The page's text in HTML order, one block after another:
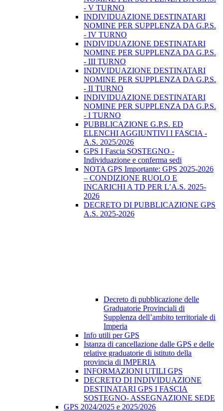
- V TURNO
INDIVIDUAZIONE DESTINATARI
NOMINE PER SUPPLENZA DA G.P.S.
- IV TURNO
INDIVIDUAZIONE DESTINATARI
NOMINE PER SUPPLENZA DA G.P.S.
- III TURNO
INDIVIDUAZIONE DESTINATARI
NOMINE PER SUPPLENZA DA G.P.S.
- II TURNO
INDIVIDUAZIONE DESTINATARI
NOMINE PER SUPPLENZA DA G.P.S.
- I TURNO
PUBBLICAZIONE G.P.S. ED
ELENCHI AGGIUNTIVI I FASCIA -
A.S. 2025/2026
GPS I Fascia SOSTEGNO -
Individuazione e conferma sedi
NOTA GPS Importante: GPS 2025-2026
– CONDIZIONE RUOLO E
INCARICHI A TD PER L’A.S. 2025-
2026
DECRETO DI PUBBLICAZIONE GPS
A.S. 2025-2026
Decreto di pubblicazione delle
Graduatorie Provinciali di
Supplenza dell’ambito territoriale di
Imperia
Info utili per GPS
Istanza di cancellazione dalle GPS e delle
relative graduatorie di istituto della
provincia di IMPERIA
INFORMAZIONI UTILI GPS
DECRETO DI INDIVIDUAZIONE
DESTINATARI GPS I FASCIA
SOSTEGNO- ASSEGNAZIONE SEDE
GPS 2024/2025 e 2025/2026